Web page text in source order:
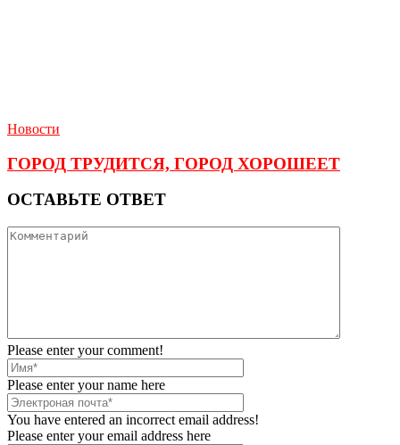
Новости
ГОРОД ТРУДИТСЯ, ГОРОД ХОРОШЕЕТ
ОСТАВЬТЕ ОТВЕТ
Please enter your comment!
Please enter your name here
You have entered an incorrect email address!
Please enter your email address here